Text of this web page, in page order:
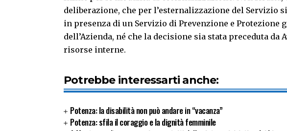
deliberazione, che per l’esternalizzazione del Servizio
in presenza di un Servizio di Prevenzione e Protezione
dell’Azienda, né che la decisione sia stata preceduta
risorse interne.
Potrebbe interessarti anche:
Potenza: la disabilità non può andare in “vacanza”
Potenza: sfila il coraggio e la dignità femminile